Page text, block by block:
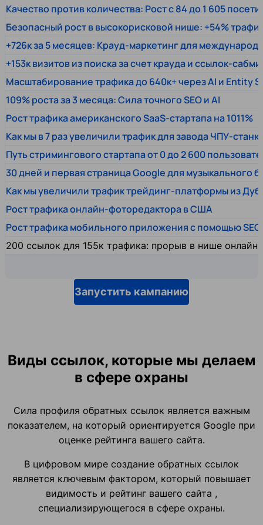
Качество против количества: Рост с 84 до 1 605
Безопасный рост в высокорисковой нише: +54%
+726к за 5 месяцев: Крауд-маркетинг для
+153к визитов из поиска за счет крауда и ссылок-
Масштабирование трафика до 640к+ через AI и Entity
109% роста за 3 месяца: Сила точного SEO и AI
Рост трафика американского SaaS-стартапа на 1011%
Как мы в 7 раз увеличили трафик для завода ЧПУ-
Путь стримингового стартапа от 0 до 2 600
30 дней и первая страница Google для музыкального
Как мы увеличили трафик трейдинг-платформы из
Рост трафика онлайн-фоторедактора в США
Рост трафика мобильного приложения с помощью SEO
200 ссылок для 155к трафика: прорыв в нише
Запустить кампанию
Виды ссылок, которые мы делаем
в сфере охраны
Сила профиля обратных ссылок является важным
показателем, на который ориентируется Google при
оценке рейтинга вашего сайта.
В цифровом мире создание обратных ссылок
является ключевым фактором, который повышает
видимость и рейтинг вашего сайта ,
специализирующегося в сфере охраны.